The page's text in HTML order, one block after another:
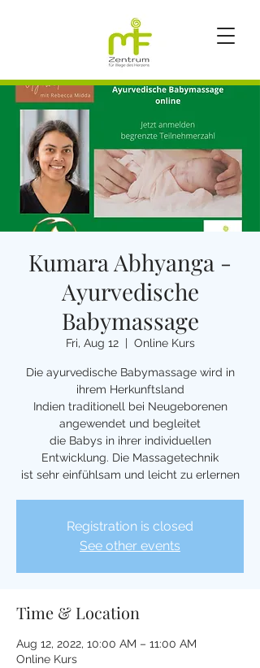
Kumara Abhyanga -
Ayurvedische
Babymassage
Fri, Aug 12
  |
Online Kurs
Die ayurvedische Babymassage wird in
ihrem Herkunftsland
Indien traditionell bei Neugeborenen
angewendet und begleitet
die Babys in ihrer individuellen
Entwicklung. Die Massagetechnik
ist sehr einfühlsam und leicht zu erlernen
Registration is closed
See other events
Time & Location
Aug 12, 2022, 10:00 AM – 11:00 AM
Online Kurs